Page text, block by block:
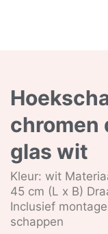
chromen
glas wit
Kleur: wit
45 cm (L x B)
Inclusief
schappen